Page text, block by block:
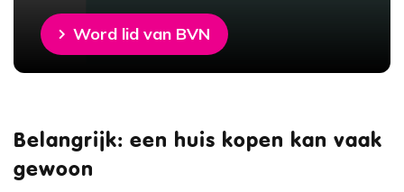
Word lid van BVN
Belangrijk: een huis kopen kan vaak
gewoon